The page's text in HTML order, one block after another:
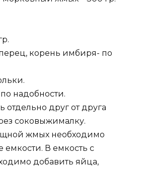
корень имбиря- по
надобности.
отдельно друг от друга
соковыжималку.
жмых необходимо
емкости. В емкость с
добавить яйца,